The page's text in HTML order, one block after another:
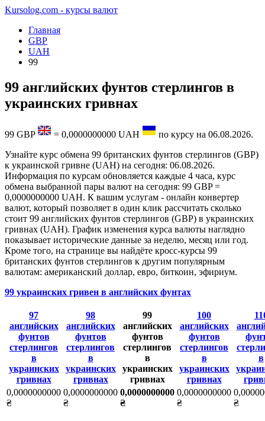
Kursolog.com - курсы валют
Главная
GBP
UAH
99
99 английских фунтов стерлингов в
украинских гривнах
99 GBP = 0,0000000000 UAH по курсу на 06.08.2026.
Узнайте курс обмена 99 британских фунтов стерлингов (GBP)
к украинской гривне (UAH) на сегодня: 06.08.2026.
Информация по курсам обновляется каждые 4 часа, курс
обмена выбранной пары валют на сегодня: 99 GBP =
0,0000000000 UAH. К вашим услугам - онлайн конвертер
валют, который позволяет в один клик рассчитать сколько
стоит 99 английских фунтов стерлингов (GBP) в украинских
гривнах (UAH). График изменения курса валюты наглядно
показывает исторические данные за неделю, месяц или год.
Кроме того, на странице вы найдёте кросс-курсы 99
британских фунтов стерлингов к другим популярным
валютам: американский доллар, евро, биткоин, эфириум.
99 украинских гривен в английских фунтах
97
английских
фунтов
стерлингов
в
украинских
гривнах
98
английских
фунтов
стерлингов
в
украинских
гривнах
99
английских
фунтов
стерлингов
в
украинских
гривнах
100
английских
фунтов
стерлингов
в
украинских
гривнах
в
0,0000000000
₴
0,0000000000
₴
0,0000000000
₴
0,0000000000
₴
₴